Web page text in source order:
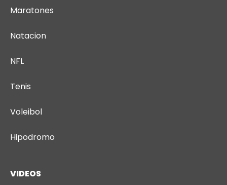
Maratones
Natacion
NFL
Tenis
Voleibol
Hipodromo
VIDEOS